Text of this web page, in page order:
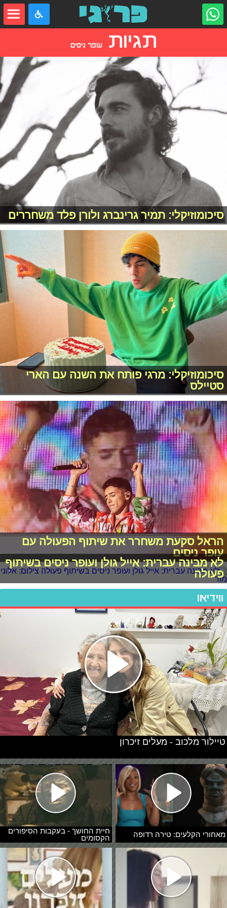
תגיות עופר ניסים
סיכומוזיקלי: תמיר גרינברג ולורן פלד משחררים
סיכומוזיקלי: מרגי פותח את השנה עם הארי
סטיילס
הראל סקעת משחרר את שיתוף הפעולה עם
עופר ניסים
לא מבינה עברית: אייל גולן ועופר ניסים בשיתוף
פעולה
ווידיאו
מאחורי הקלעים: טירה רדופה
חיית החושך - בעקבות הסיפורים
הקסומים
טיילור מלכוב - מעלים זיכרון